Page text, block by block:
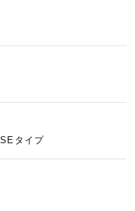
SEタイプ